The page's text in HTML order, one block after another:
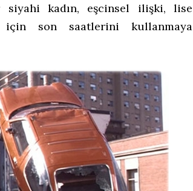
siyahi kadın, eşcinsel ilişki, lise
son saatlerini kullanmaya